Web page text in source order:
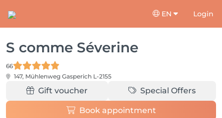
EN Login
S comme Séverine
66
147, Mühlenweg Gasperich L-2155
Gift voucher Special Offers
Book appointment